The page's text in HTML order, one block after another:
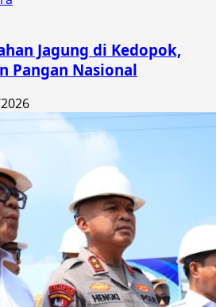
Jagung di Kedopok,
Pangan Nasional